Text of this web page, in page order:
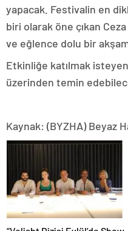
yapacak. Festivalin en
biri olarak öne çıkan
ve eğlence dolu bir
Etkinliğe katılmak
üzerinden temin
Kaynak: (BYZHA) Beyaz